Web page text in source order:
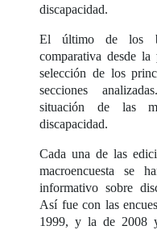
discapacidad.
El último de los
comparativa desde la
selección de los
secciones
situación de las
discapacidad.
Cada una de las
macroencuesta se
informativo sobre
Así fue con las
1999, y la de 2008